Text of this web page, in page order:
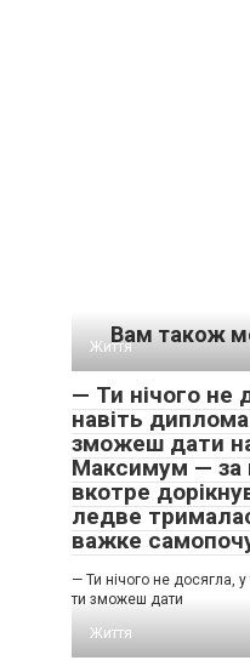
Вам також
Життя
— Ти нічого не
навіть
зможеш дати
Максимум — за
вкотре
ледве
важке
— Ти нічого не досягла,
ти зможеш дати
Життя